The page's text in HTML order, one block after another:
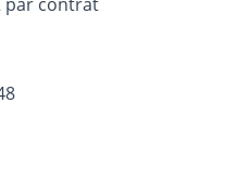
par contrat